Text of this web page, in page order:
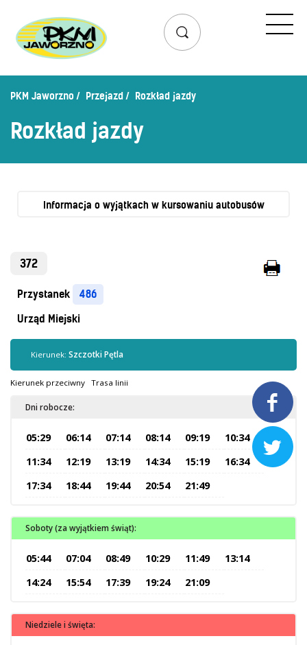


Przejazd
Lista przystanków
Zaplanuj podróż – wyszukiwarka połączeń
Mapa przystanków i połączeń
Schemat linii nocnych
Bilety
Honorowanie biletów ZK„KM”
Sprzedaż biletów u kierowców
Jaworznicka Karta Miejska
Open Payment System
Inne
Centrum Obsługi Klienta
Multimedia
PKM Jaworzno Przejazd Rozkład jazdy
Rozkład jazdy
Informacja o wyjątkach w kursowaniu autobusów
372
Przystanek 486
Urząd Miejski
Kierunek: Szczotki Pętla
Kierunek przeciwny Trasa linii
Dni robocze:
05:29 06:14 07:14 08:14 09:19
10:34
11:34
12:19 13:19 14:34 15:19
16:34
17:34
18:44 19:44 20:54 21:49
Soboty (za wyjątkiem świąt):
05:44 07:04 08:49 10:29 11:49
13:14
14:24
15:54 17:39 19:24 21:09
Niedziele i święta: